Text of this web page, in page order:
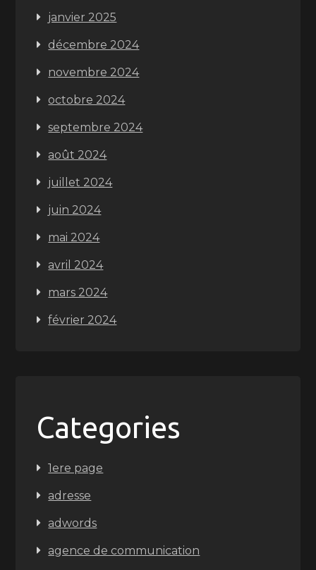
janvier 2025
décembre 2024
novembre 2024
octobre 2024
septembre 2024
août 2024
juillet 2024
juin 2024
mai 2024
avril 2024
mars 2024
février 2024
Categories
1ere page
adresse
adwords
agence de communication